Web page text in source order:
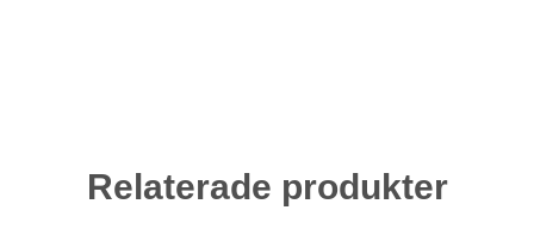
Relaterade produkter